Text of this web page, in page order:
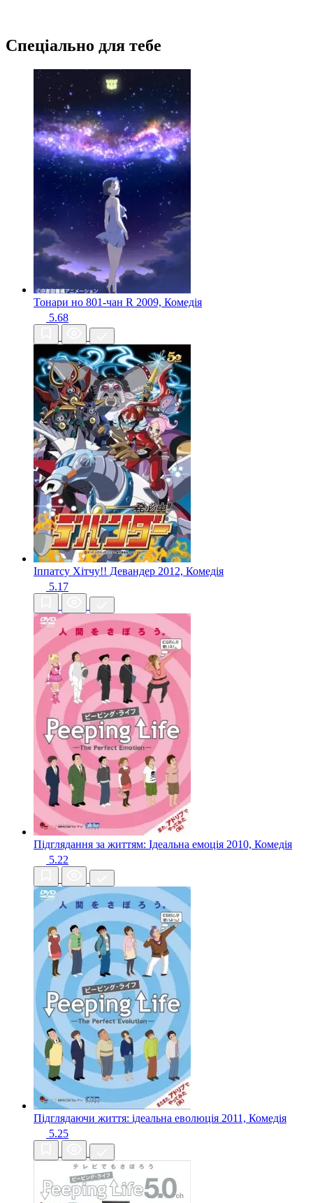
Спеціально для тебе
Тонари но 801-чан R 2009, Комедія
5.68
Іппатсу Хітчу!! Девандер 2012, Комедія
5.17
Підглядання за життям: Ідеальна емоція 2010, Комедія
5.22
Підглядаючи життя: ідеальна еволюція 2011, Комедія
5.25